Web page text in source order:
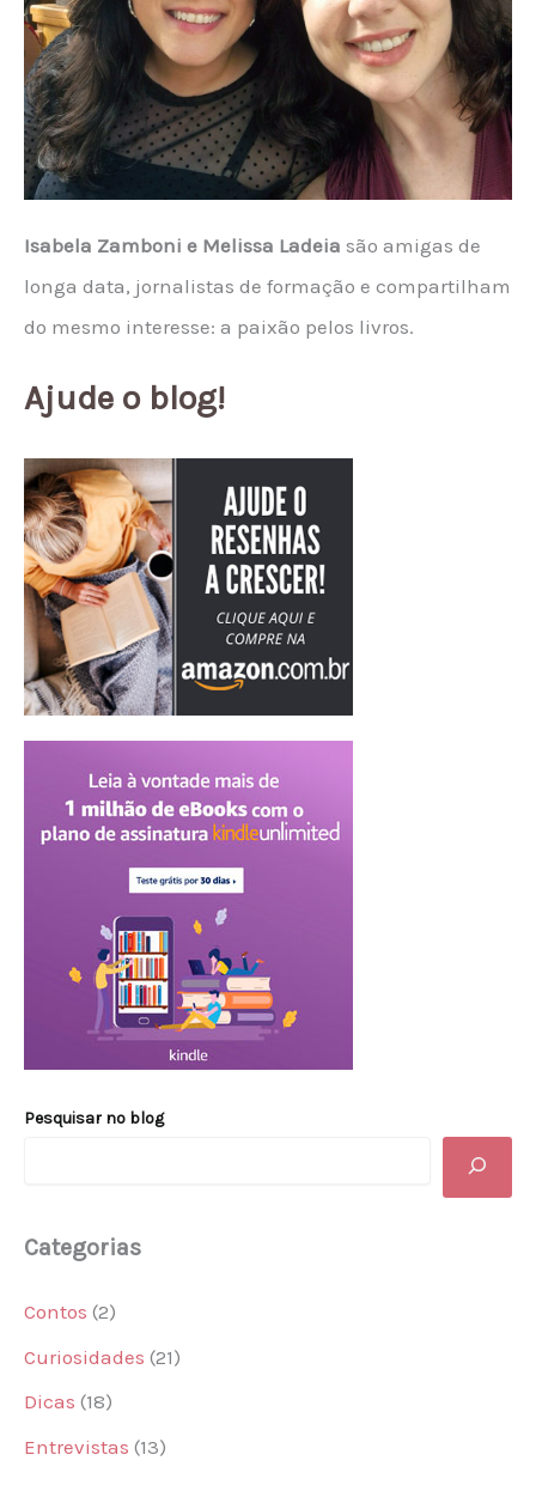
Isabela Zamboni e Melissa Ladeia são amigas de
longa data, jornalistas de formação e compartilham
do mesmo interesse: a paixão pelos livros.
Ajude o blog!
Pesquisar no blog
Categorias
Contos (2)
Curiosidades (21)
Dicas (18)
Entrevistas (13)